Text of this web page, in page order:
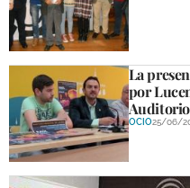
La
por
Auditorio
OCIO25/06/